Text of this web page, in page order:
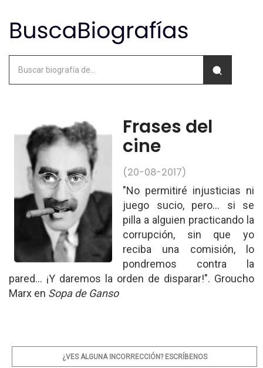
Frases del
cine
(20-08-2017)
"No permitiré injusticias ni
juego sucio, pero... si se
pilla a alguien practicando la
corrupción, sin que yo
reciba una comisión, lo
pondremos contra la
pared... ¡Y daremos la orden de disparar!". Groucho
Marx en Sopa de Ganso
¿VES ALGUNA INCORRECCIÓN? ESCRÍBENOS